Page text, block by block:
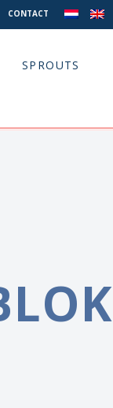
CONTACT
SPROUTS